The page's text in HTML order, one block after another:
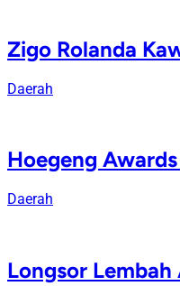
Zigo Rolanda
Daerah
Hoegeng
Daerah
Longsor